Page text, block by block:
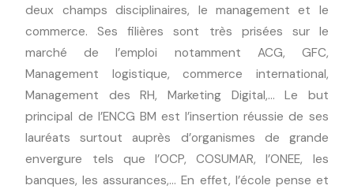
deux champs disciplinaires, le management et le
commerce. Ses filières sont très prisées sur le
marché de l’emploi notamment ACG, GFC,
Management logistique, commerce international,
Management des RH, Marketing Digital,… Le but
principal de l’ENCG BM est l’insertion réussie de ses
lauréats surtout auprès d’organismes de grande
envergure tels que l’OCP, COSUMAR, l’ONEE, les
banques, les assurances,… En effet, l’école pense et